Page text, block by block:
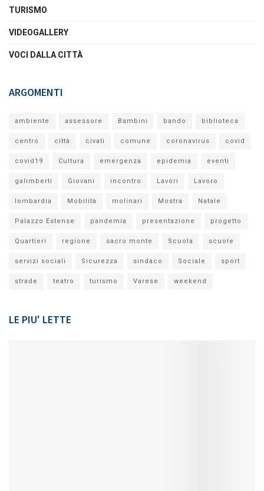
TURISMO
VIDEOGALLERY
VOCI DALLA CITTÀ
ARGOMENTI
ambiente assessore Bambini bando biblioteca
centro città civati comune coronavirus covid
covid19 Cultura emergenza epidemia eventi
galimberti Giovani incontro Lavori Lavoro
lombardia Mobilità molinari Mostra Natale
Palazzo Estense pandemia presentazione progetto
Quartieri regione sacro monte Scuola scuole
servizi sociali Sicurezza sindaco Sociale sport
strade teatro turismo Varese weekend
LE PIU' LETTE